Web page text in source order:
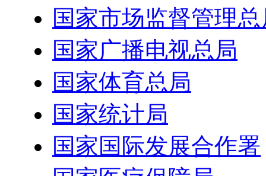
国家市场监督管理
国家广播电视总局
国家体育总局
国家统计局
国家国际发展合作署